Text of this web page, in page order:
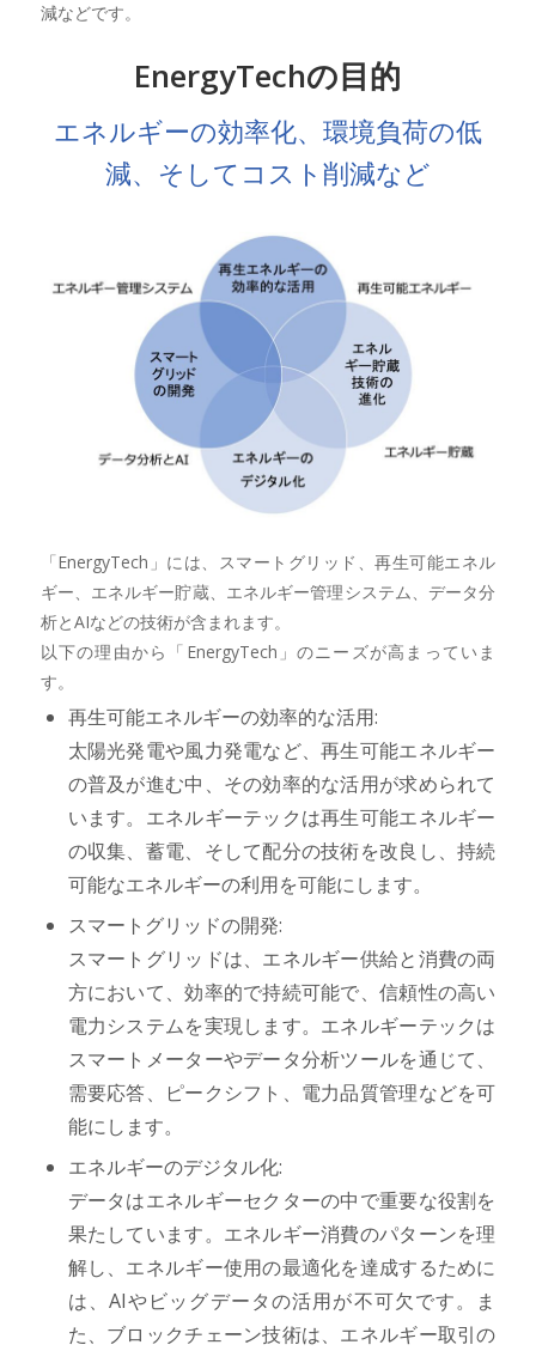
減などです。
EnergyTechの目的
エネルギーの効率化、環境負荷の低
減、そしてコスト削減など
「EnergyTech」には、スマートグリッド、再生可能エネル
ギー、エネルギー貯蔵、エネルギー管理システム、データ分
析とAIなどの技術が含まれます。
以下の理由から「EnergyTech」のニーズが高まっていま
す。
再生可能エネルギーの効率的な活用:
太陽光発電や風力発電など、再生可能エネルギー
の普及が進む中、その効率的な活用が求められて
います。エネルギーテックは再生可能エネルギー
の収集、蓄電、そして配分の技術を改良し、持続
可能なエネルギーの利用を可能にします。
スマートグリッドの開発:
スマートグリッドは、エネルギー供給と消費の両
方において、効率的で持続可能で、信頼性の高い
電力システムを実現します。エネルギーテックは
スマートメーターやデータ分析ツールを通じて、
需要応答、ピークシフト、電力品質管理などを可
能にします。
エネルギーのデジタル化:
データはエネルギーセクターの中で重要な役割を
果たしています。エネルギー消費のパターンを理
解し、エネルギー使用の最適化を達成するために
は、AIやビッグデータの活用が不可欠です。ま
た、ブロックチェーン技術は、エネルギー取引の